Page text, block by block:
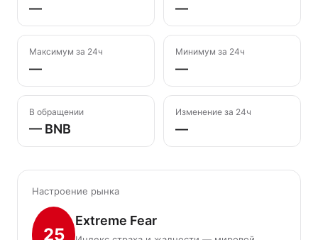
— —
Максимум за 24ч
—
Минимум за 24ч
—
В обращении
— BNB
Изменение за 24ч
—
Настроение рынка
25
Extreme Fear